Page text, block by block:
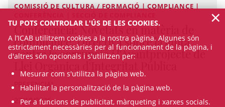
COMISSIÓ DE CULTURA / FORMACIÓ | COMPLIANCE |
Conferència: Novetats en matèria de
compliance: Directiva sobre la lluita
contra la corrupció i l'Avantprojecte de
PRESENCIAL
27/10/2026
TU POTS CONTROLAR L'ÚS DE LES COOKIES.
A l’ICAB utilitzem cookies a la nostra pàgina. Algunes són
estrictament necessàries per al funcionament de la pàgina, i
d'altres són opcionals i s'utilitzen per:
Mesurar com s'utilitza la pàgina web.
Habilitar la personalització de la pàgina web.
Per a funcions de publicitat, màrqueting i xarxes socials.
×